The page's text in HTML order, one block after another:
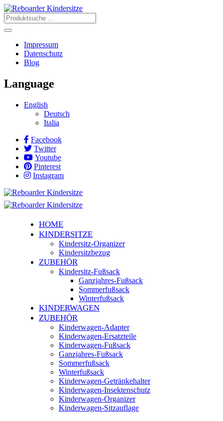
Impressum
Datenschutz
Blog
Language
English
Deutsch
Italia
Facebook
Twitter
Youtube
Pinterest
Instagram
HOME
KINDERSITZE
Kindersitz-Organizer
Kindersitzbezug
ZUBEHÖR
Kindersitz-Fußsack
Ganzjahres-Fußsack
Sommerfußsack
Winterfußsack
KINDERWAGEN
ZUBEHÖR
Kinderwagen-Adapter
Kinderwagen-Ersatzteile
Kinderwagen-Fußsack
Ganzjahres-Fußsack
Sommerfußsack
Winterfußsack
Kinderwagen-Getränkehalter
Kinderwagen-Insektenschutz
Kinderwagen-Organizer
Kinderwagen-Sitzauflage